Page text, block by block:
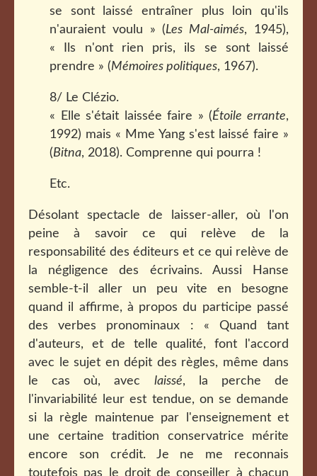
se sont laissé entraîner plus loin qu'ils
n'auraient voulu » (Les Mal-aimés, 1945),
« Ils n'ont rien pris, ils se sont laissé
prendre » (Mémoires politiques, 1967).
8/ Le Clézio.
« Elle s'était laissée faire » (Étoile errante,
1992) mais « Mme Yang s'est laissé faire »
(Bitna, 2018). Comprenne qui pourra !
Etc.
Désolant spectacle de laisser-aller, où l'on
peine à savoir ce qui relève de la
responsabilité des éditeurs et ce qui relève de
la négligence des écrivains. Aussi Hanse
semble-t-il aller un peu vite en besogne
quand il affirme, à propos du participe passé
des verbes pronominaux : « Quand tant
d'auteurs, et de telle qualité, font l'accord
avec le sujet en dépit des règles, même dans
le cas où, avec laissé, la perche de
l'invariabilité leur est tendue, on se demande
si la règle maintenue par l'enseignement et
une certaine tradition conservatrice mérite
encore son crédit. Je ne me reconnais
toutefois pas le droit de conseiller à chacun